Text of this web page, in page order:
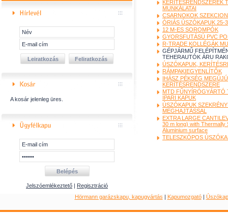
A kosár jelenleg üres.
Jelszóemlékeztető | Regisztráció
KERÍTÉSRENDSZEREK
MUNKÁLATAI
CSARNOKOK
ÓRIÁS ÚSZÓKAPUK 25-
12 M-ES SOROMPÓK
GYORSFUTÁSÚ PVC
R-TRADE KOLLÉGÁK
GÉPJÁRMŰ
TEHERAUTÓK ÁRU
ÚSZÓKAPUK,
RÁMPAKIEGYENLÍTŐK
IHÁSZ PÉKSÉG
KERÍTÉSRENDSZERE
MTD FŰNYÍRÓGYÁRTÓ
IPARI KAPUK
ÚSZÓKAPUK
MEGHAJTÁSSAL
EXTRA LARGE
30 m long) with Thermally
Aluminium surface
TELESZKÓPOS
Hörmann garázskapu, kapugyártás | Kapumozgató|